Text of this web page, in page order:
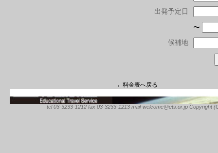
出発予定日
〜
候補地
←料金表へ戻る
tel 03-3233-1212 fax 03-3233-1213 mail-welcome@ets.or.jp Copyright